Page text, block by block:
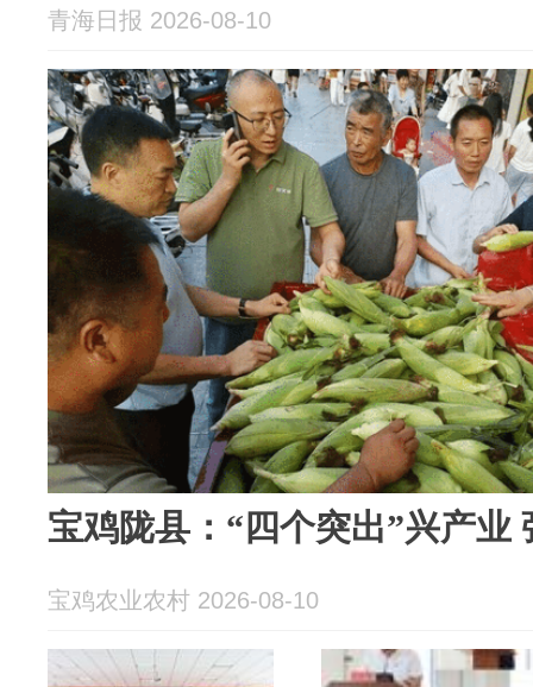
青海日报 2026-08-10
宝鸡陇县：“四个突出”兴产业
宝鸡农业农村 2026-08-10